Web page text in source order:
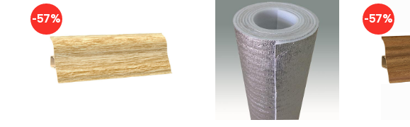
-57% -57%